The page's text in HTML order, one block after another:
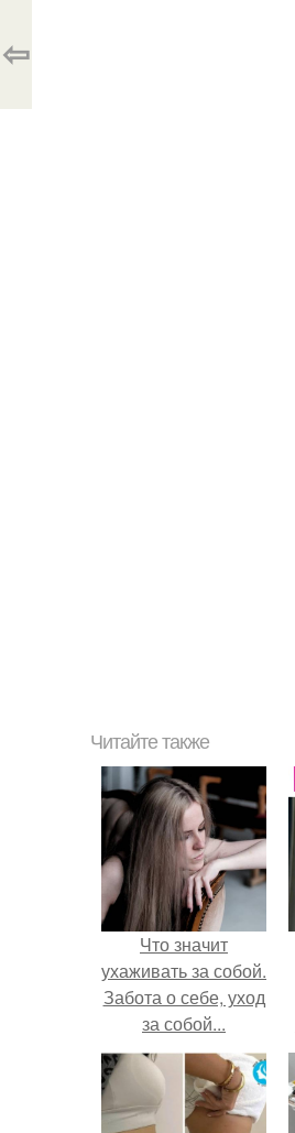
⇦
Читайте также
Что значит
ухаживать за собой.
Забота о себе, уход
за собой...